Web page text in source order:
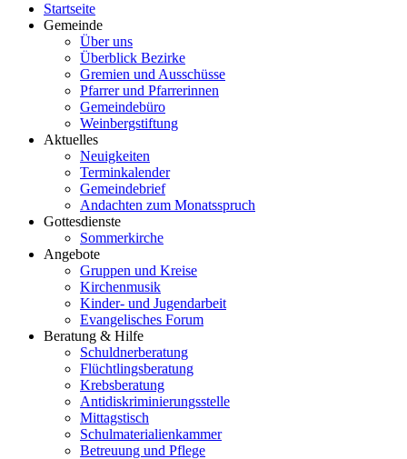
Startseite
Gemeinde
Über uns
Überblick Bezirke
Gremien und Ausschüsse
Pfarrer und Pfarrerinnen
Gemeindebüro
Weinbergstiftung
Aktuelles
Neuigkeiten
Terminkalender
Gemeindebrief
Andachten zum Monatsspruch
Gottesdienste
Sommerkirche
Angebote
Gruppen und Kreise
Kirchenmusik
Kinder- und Jugendarbeit
Evangelisches Forum
Beratung & Hilfe
Schuldnerberatung
Flüchtlingsberatung
Krebsberatung
Antidiskriminierungsstelle
Mittagstisch
Schulmaterialienkammer
Betreuung und Pflege